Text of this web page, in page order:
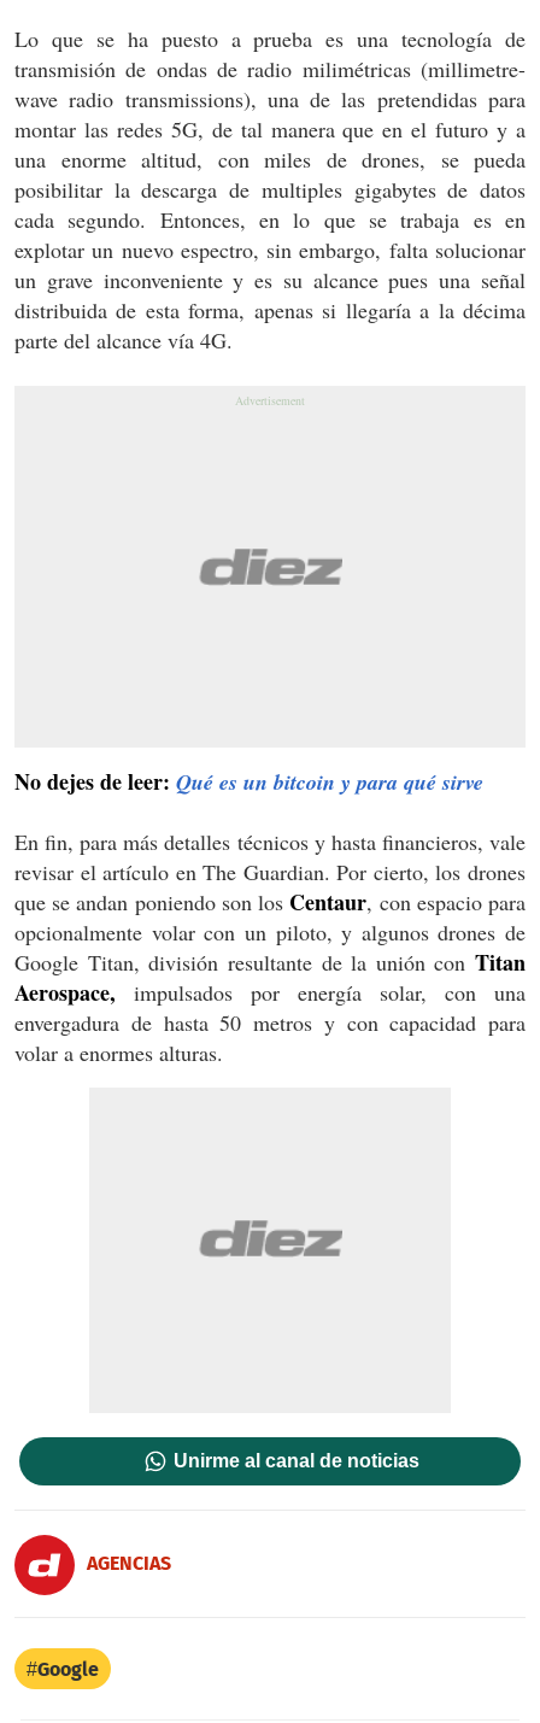
Lo que se ha puesto a prueba es una tecnología de
transmisión de ondas de radio milimétricas (millimetre-
wave radio transmissions), una de las pretendidas para
montar las redes 5G, de tal manera que en el futuro y a
una enorme altitud, con miles de drones, se pueda
posibilitar la descarga de multiples gigabytes de datos
cada segundo. Entonces, en lo que se trabaja es en
explotar un nuevo espectro, sin embargo, falta solucionar
un grave inconveniente y es su alcance pues una señal
distribuida de esta forma, apenas si llegaría a la décima
parte del alcance vía 4G.
No dejes de leer: Qué es un bitcoin y para qué sirve
En fin, para más detalles técnicos y hasta financieros, vale
revisar el artículo en The Guardian. Por cierto, los drones
que se andan poniendo son los Centaur, con espacio para
opcionalmente volar con un piloto, y algunos drones de
Google Titan, división resultante de la unión con Titan
Aerospace, impulsados por energía solar, con una
envergadura de hasta 50 metros y con capacidad para
volar a enormes alturas.
Unirme al canal de noticias
AGENCIAS
Google